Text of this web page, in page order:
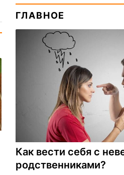
ГЛАВНОЕ
Как вести себя с
родственниками?